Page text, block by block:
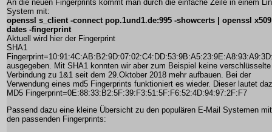
An die neuen Fingerprints kommt man durch die einfache Zeile in einem
System mit:
openssl s_client -connect pop.1und1.de:995 -showcerts | openssl
dates -fingerprint
Aktuell wird hier der Fingerprint
SHA1
ausgegeben. Mit SHA1 konnten wir aber zum Beispiel keine verschlüsselte
Verbindung zu 1&1 seit dem 29.Oktober 2018 mehr aufbauen. Bei der
Verwendung eines md5 Fingerprints funktioniert es wieder. Dieser lautet
MD5 Fingerprint=0E:88:33:B2:5F:39:F3:51:5F:F6:52:4D:94:97:2F:F7
Passend dazu eine kleine Übersicht zu den populären E-Mail Systemen mit
den passenden Fingerprints: